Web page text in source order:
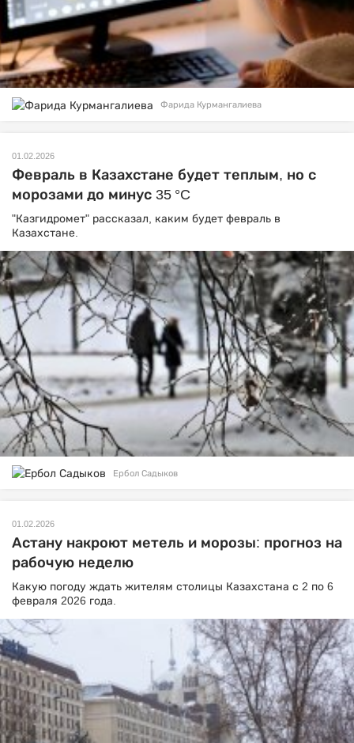
Фарида Курмангалиева
01.02.2026
Февраль в Казахстане будет теплым, но с
морозами до минус 35 °C
"Казгидромет" рассказал, каким будет февраль в
Казахстане.
Ербол Садыков
01.02.2026
Астану накроют метель и морозы: прогноз на
рабочую неделю
Какую погоду ждать жителям столицы Казахстана с 2 по 6
февраля 2026 года.